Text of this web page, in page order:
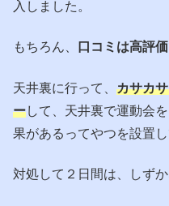
入しました。
もちろん、 口コミは高評価
天井裏に行って、 カサカ
ーして、天井裏で運動会
果があるってやつを設置し
対処して２日間は、しず